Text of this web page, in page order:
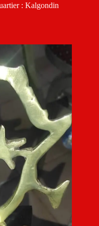
: Kalgondin